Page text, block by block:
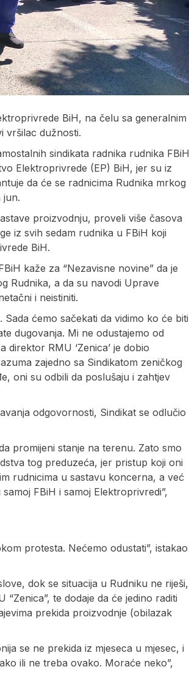
BiH, na čelu sa generalnim
vršilac dužnosti.
sindikata radnika rudnika FBiH
Elektroprivrede (EP) BiH, jer su iz
da će se radnicima Rudnika mrkog
jun.
proizvodnju, proveli više časova
iz svih sedam rudnika u FBiH koji
BiH.
kaže za “Nezavisne novine” da je
Rudnika, a da su navodi Uprave
i neistiniti.
ćemo sačekati da vidimo ko će biti
dugovanja. Mi ne odustajemo od
RMU ‘Zenica’ je dobio
zajedno sa Sindikatom zeničkog
oni su odbili da poslušaju i zahtjev
odgovornosti, Sindikat se odlučio
promijeni stanje na terenu. Zato smo
tog preduzeća, jer pristup koji oni
rudnicima u sastavu koncerna, a već
FBiH i samoj Elektroprivredi”,
protesta. Nećemo odustati”, istakao
dok se situacija u Rudniku ne riješi,
te dodaje da će jedino raditi
prekida proizvodnje (obilazak
se ne prekida iz mjeseca u mjesec, i
ili ne treba ovako. Moraće neko”,